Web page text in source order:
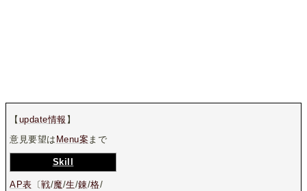
【 update情報 】
意見要望は Menu案 まで
Skill
AP表 〔戦/魔/生/錬/格/